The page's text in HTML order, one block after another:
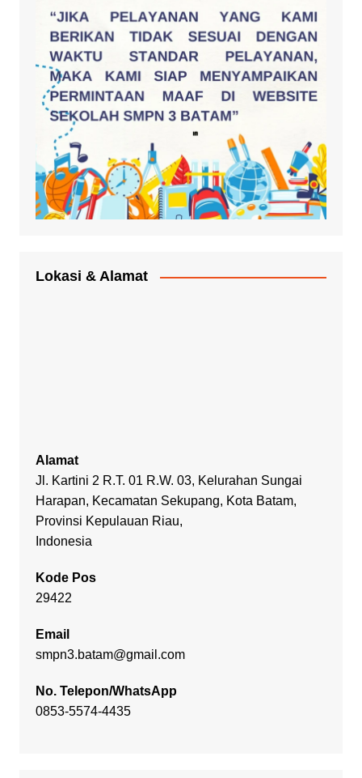
Lokasi & Alamat
Alamat
Jl. Kartini 2 R.T. 01 R.W. 03, Kelurahan Sungai
Harapan, Kecamatan Sekupang, Kota Batam,
Provinsi Kepulauan Riau,
Indonesia
Kode Pos
29422
Email
smpn3.batam@gmail.com
No. Telepon/WhatsApp
0853-5574-4435